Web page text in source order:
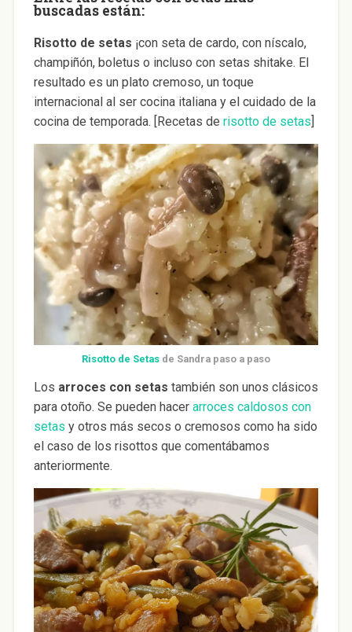
buscadas están:
Risotto de setas ¡con seta de cardo, con níscalo,
champiñón, boletus o incluso con setas shitake. El
resultado es un plato cremoso, un toque
internacional al ser cocina italiana y el cuidado de la
cocina de temporada. [Recetas de risotto de setas]
Risotto de Setas de Sandra paso a paso
Los arroces con setas también son unos clásicos
para otoño. Se pueden hacer arroces caldosos con
setas y otros más secos o cremosos como ha sido
el caso de los risottos que comentábamos
anteriormente.